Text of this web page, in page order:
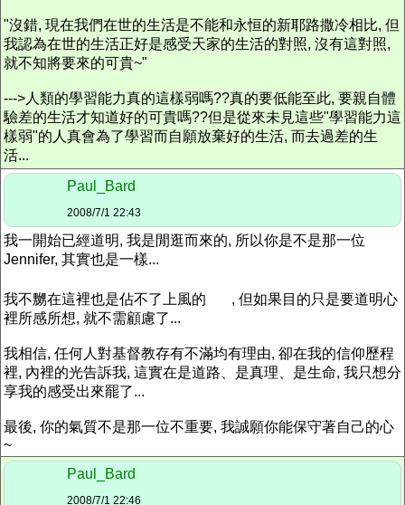
"沒錯, 現在我們在世的生活是不能和永恒的新耶路撒冷相比, 但
我認為在世的生活正好是感受天家的生活的對照, 沒有這對照,
就不知將要來的可貴~"
--->人類的學習能力真的這樣弱嗎??真的要低能至此, 要親自體
驗差的生活才知道好的可貴嗎??但是從來未見這些"學習能力這
樣弱"的人真會為了學習而自願放棄好的生活, 而去過差的生
活...
Paul_Bard
2008/7/1 22:43
我一開始已經道明, 我是閒逛而來的, 所以你是不是那一位
Jennifer, 其實也是一樣...
我不嬲在這裡也是佔不了上風的
, 但如果目的只是要道明心
裡所感所想, 就不需顧慮了...
我相信, 任何人對基督教存有不滿均有理由, 卻在我的信仰歷程
裡, 內裡的光告訴我, 這實在是道路、是真理、是生命, 我只想分
享我的感受出來罷了...
最後, 你的氣質不是那一位不重要, 我誠願你能保守著自己的心
~
Paul_Bard
2008/7/1 22:46